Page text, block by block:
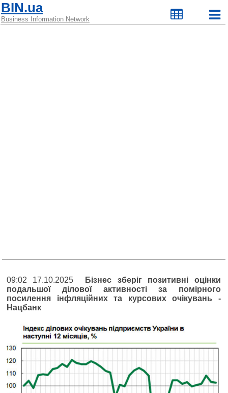
BIN.ua
Business Information Network
09:02 17.10.2025
Бізнес зберіг позитивні оцінки
подальшої ділової активності за помірного
посилення інфляційних та курсових очікувань -
Нацбанк